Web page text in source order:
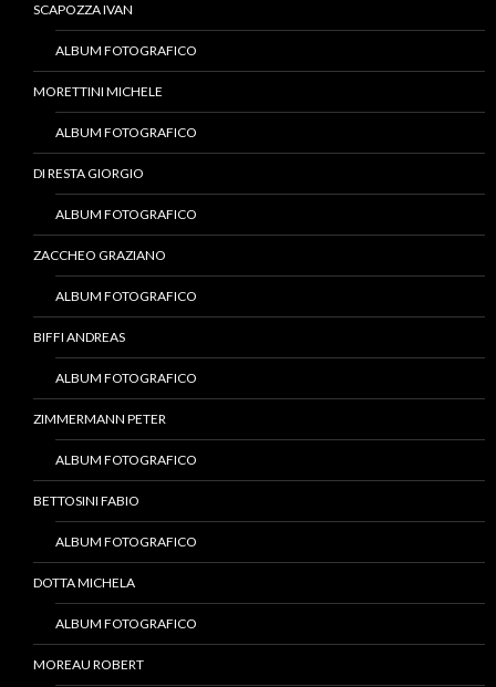
SCAPOZZA IVAN
ALBUM FOTOGRAFICO
MORETTINI MICHELE
ALBUM FOTOGRAFICO
DI RESTA GIORGIO
ALBUM FOTOGRAFICO
ZACCHEO GRAZIANO
ALBUM FOTOGRAFICO
BIFFI ANDREAS
ALBUM FOTOGRAFICO
ZIMMERMANN PETER
ALBUM FOTOGRAFICO
BETTOSINI FABIO
ALBUM FOTOGRAFICO
DOTTA MICHELA
ALBUM FOTOGRAFICO
MOREAU ROBERT